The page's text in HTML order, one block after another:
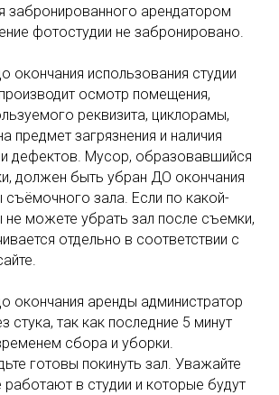
забронированного арендатором
фотостудии не забронировано.
окончания использования студии
осмотр помещения,
реквизита, циклорамы,
предмет загрязнения и наличия
дефектов. Мусор, образовавшийся
должен быть убран ДО окончания
зала. Если по какой-
не можете убрать зал после съемки,
отдельно в соответствии с
окончания аренды администратор
стука, так как последние 5 минут
сбора и уборки.
готовы покинуть зал. Уважайте
работают в студии и которые будут